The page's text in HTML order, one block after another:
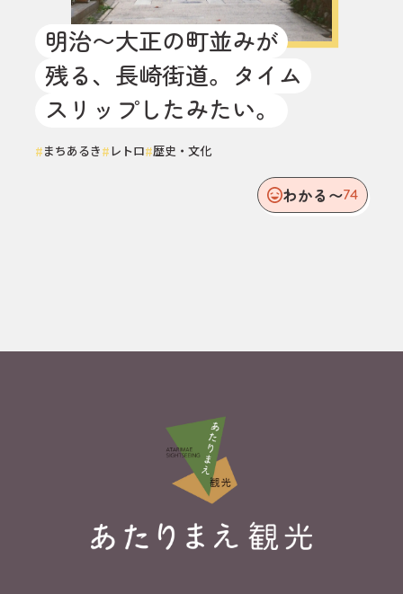
明治〜大正の町並みが
残る、長崎街道。タイム
スリップしたみたい。
#まちあるき#レトロ#歴史・文化
わかる〜74